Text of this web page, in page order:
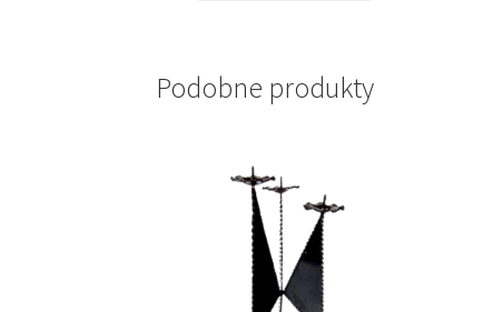
Podobne produkty